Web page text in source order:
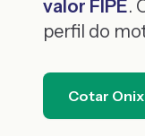
valor FIPE.
perfil do
Cotar Onix